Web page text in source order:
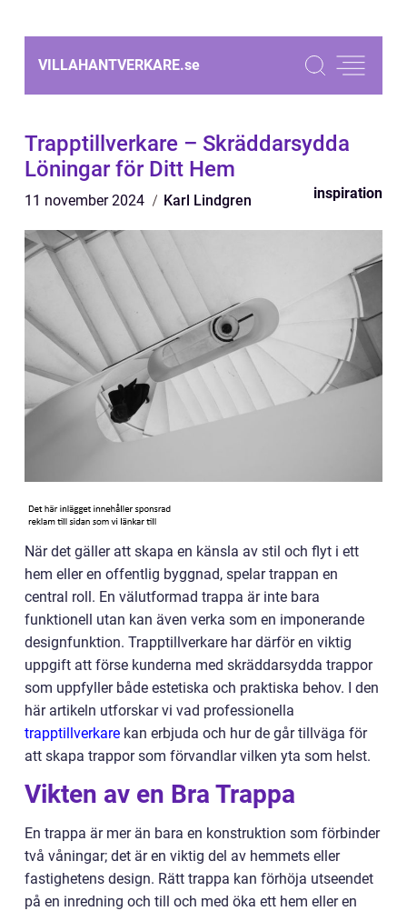
VILLAHANTVERKARE.se
Trapptillverkare – Skräddarsydda
Löningar för Ditt Hem
11 november 2024 Karl Lindgren inspiration
När det gäller att skapa en känsla av stil och flyt i ett
hem eller en offentlig byggnad, spelar trappan en
central roll. En välutformad trappa är inte bara
funktionell utan kan även verka som en imponerande
designfunktion. Trapptillverkare har därför en viktig
uppgift att förse kunderna med skräddarsydda trappor
som uppfyller både estetiska och praktiska behov. I den
här artikeln utforskar vi vad professionella
trapptillverkare kan erbjuda och hur de går tillväga för
att skapa trappor som förvandlar vilken yta som helst.
Vikten av en Bra Trappa
En trappa är mer än bara en konstruktion som förbinder
två våningar; det är en viktig del av hemmets eller
fastighetens design. Rätt trappa kan förhöja utseendet
på en inredning och till och med öka ett hem eller en